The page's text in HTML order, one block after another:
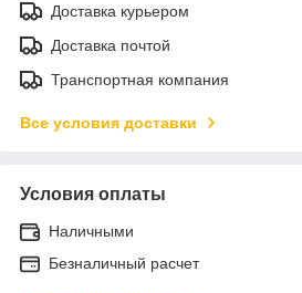
Доставка курьером
Доставка почтой
Транспортная компания
Все условия доставки
Условия оплаты
Наличными
Безналичный расчет